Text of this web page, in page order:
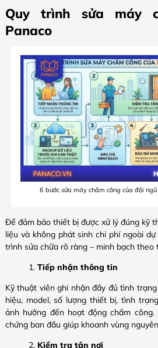
Quy trình sửa máy
Panaco
6 bước sửa máy chấm công của đội
Để đảm bảo thiết bị được xử lý đúng kỹ
liệu và không phát sinh chi phí ngoài
trình sửa chữa rõ ràng – minh bạch theo
Tiếp nhận thông tin
Kỹ thuật viên ghi nhận đầy đủ tình
hiệu, model, số lượng thiết bị, tình
ảnh hưởng đến hoạt động chấm
chứng ban đầu giúp khoanh vùng
Kiểm tra tận nơi